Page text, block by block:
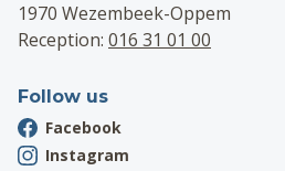
1970 Wezembeek-Oppem
Reception: 016 31 01 00
Follow us
Facebook
Instagram